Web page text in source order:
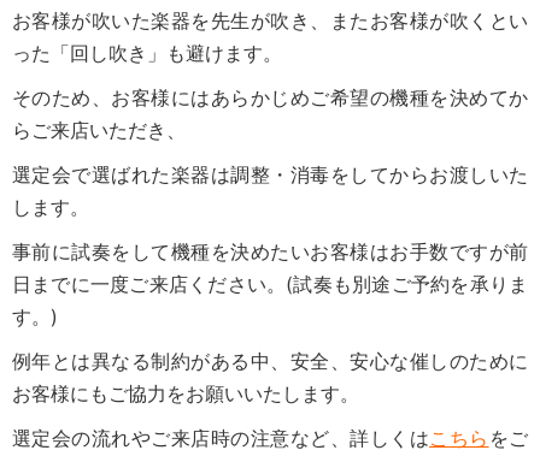
お客様が吹いた楽器を先生が吹き、またお客様が吹くとい
った「回し吹き」も避けます。
そのため、お客様にはあらかじめご希望の機種を決めてか
らご来店いただき、
選定会で選ばれた楽器は調整・消毒をしてからお渡しいた
します。
事前に試奏をして機種を決めたいお客様はお手数ですが前
日までに一度ご来店ください。(試奏も別途ご予約を承りま
す。)
例年とは異なる制約がある中、安全、安心な催しのために
お客様にもご協力をお願いいたします。
選定会の流れやご来店時の注意など、詳しくはこちら をご